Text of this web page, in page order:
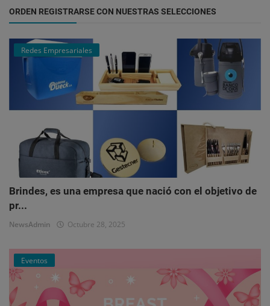
ORDEN REGISTRARSE CON NUESTRAS SELECCIONES
Redes Empresariales
Brindes, es una empresa que nació con el objetivo de
pr...
NewsAdmin Octubre 28, 2025
Eventos